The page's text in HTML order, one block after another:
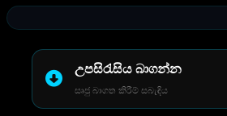
උපසිරැසිය බාගන්න
සෘජු බාගත කිරීම් සබැඳිය